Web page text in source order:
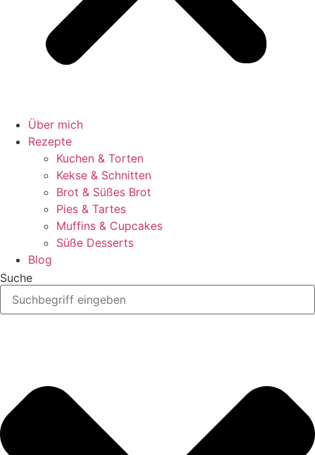
Über mich
Rezepte
Kuchen & Torten
Kekse & Schnitten
Brot & Süßes Brot
Pies & Tartes
Muffins & Cupcakes
Süße Desserts
Blog
Suche